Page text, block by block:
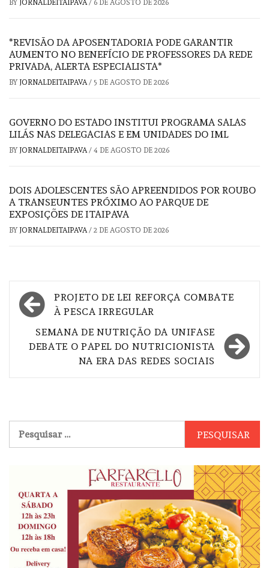
BY JORNALDEITAIPAVA / 6 DE AGOSTO DE 2026
*REVISÃO DA APOSENTADORIA PODE GARANTIR
AUMENTO NO BENEFÍCIO DE PROFESSORES DA REDE
PRIVADA, ALERTA ESPECIALISTA*
BY JORNALDEITAIPAVA / 5 DE AGOSTO DE 2026
GOVERNO DO ESTADO INSTITUI PROGRAMA SALAS
LILÁS NAS DELEGACIAS E EM UNIDADES DO IML
BY JORNALDEITAIPAVA / 4 DE AGOSTO DE 2026
DOIS ADOLESCENTES SÃO APREENDIDOS POR ROUBO
A TRANSEUNTES PRÓXIMO AO PARQUE DE
EXPOSIÇÕES DE ITAIPAVA
BY JORNALDEITAIPAVA / 2 DE AGOSTO DE 2026
Navegação
de
Post
PROJETO DE LEI REFORÇA COMBATE
À PESCA IRREGULAR
SEMANA DE NUTRIÇÃO DA UNIFASE
DEBATE O PAPEL DO NUTRICIONISTA
NA ERA DAS REDES SOCIAIS
por: